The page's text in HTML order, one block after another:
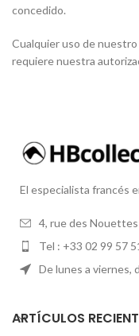
concedido.
Cualquier uso de
requiere nuestra
El especialista francés
4, rue des
Tel : +33 02 99 57
De lunes a viernes,
ARTÍCULOS